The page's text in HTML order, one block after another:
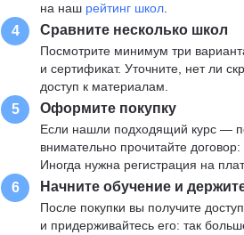
на наш рейтинг школ
4 Сравните несколько школ
Посмотрите минимум три
и сертификат. Уточните, нет ли
доступ к материалам.
5 Оформите покупку
Если нашли подходящий курс —
внимательно прочитайте
Иногда нужна регистрация на
6 Начните обучение и
После покупки вы получите
и придерживайтесь его: так